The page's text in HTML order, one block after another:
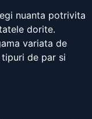
nuanta potrivita
dorite.
variata de
de par si